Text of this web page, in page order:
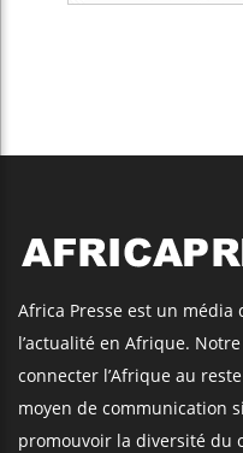
Africa Presse est un
l’actualité en Afrique.
connecter l’Afrique au
moyen de communication
promouvoir la diversité du